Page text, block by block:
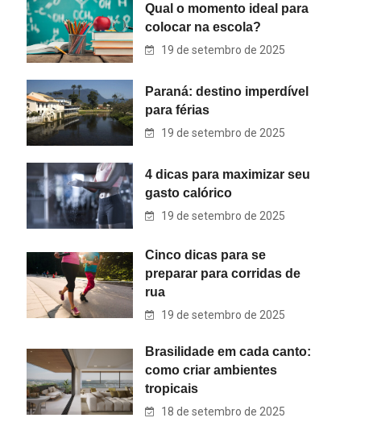
Qual o momento ideal para
colocar na escola?
19 de setembro de 2025
Paraná: destino imperdível
para férias
19 de setembro de 2025
4 dicas para maximizar seu
gasto calórico
19 de setembro de 2025
Cinco dicas para se
preparar para corridas de
rua
19 de setembro de 2025
Brasilidade em cada canto:
como criar ambientes
tropicais
18 de setembro de 2025